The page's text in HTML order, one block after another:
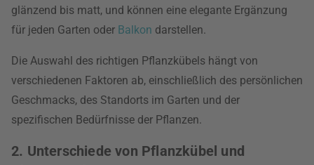
glänzend bis matt, und können eine elegante Ergänzung
für jeden Garten oder Balkon darstellen.
Die Auswahl des richtigen Pflanzkübels hängt von
verschiedenen Faktoren ab, einschließlich des persönlichen
Geschmacks, des Standorts im Garten und der
spezifischen Bedürfnisse der Pflanzen.
2. Unterschiede von Pflanzkübel und